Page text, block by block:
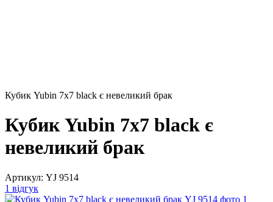
Кубик Yubin 7x7 black є невеликий брак
Кубик Yubin 7x7 black є
невеликий брак
Артикул: YJ 9514
1 відгук